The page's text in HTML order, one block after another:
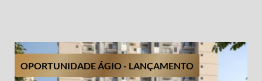
OPORTUNIDADE ÁGIO - LANÇAMENTO